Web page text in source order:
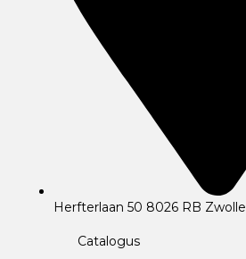
Herfterlaan 50 8026 RB Zwolle
Catalogus